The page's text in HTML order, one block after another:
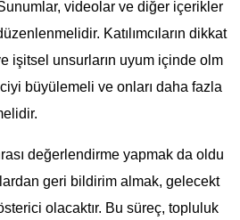
videolar ve diğer içerikler
Katılımcıların dikkat
işitsel unsurların uyum içinde olm
büyülemeli ve onları daha fazla
değerlendirme yapmak da oldu
geri bildirim almak, gelecekt
olacaktır. Bu süreç, topluluk